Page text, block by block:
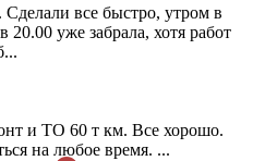
Сделали все быстро, утром в
20.00 уже забрала, хотя работ
и ТО 60 т км. Все хорошо.
на любое время. ...